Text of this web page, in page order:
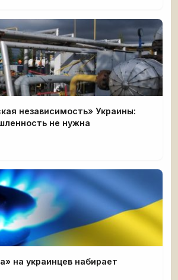
независимость» Украины:
не нужна
на украинцев набирает